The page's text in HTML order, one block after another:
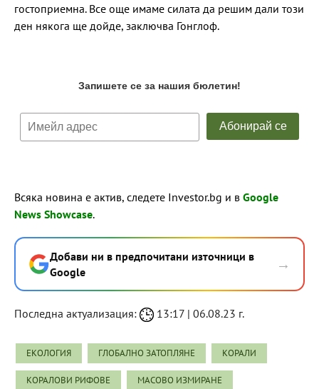
гостоприемна. Все още имаме силата да решим дали този
ден някога ще дойде, заключва Гонглоф.
Всяка новина е актив, следете Investor.bg и в Google
News Showcase.
Добави ни в предпочитани източници в
Google
→
Последна актуализация: 13:17 | 06.08.23 г.
ЕКОЛОГИЯ ГЛОБАЛНО ЗАТОПЛЯНЕ КОРАЛИ
КОРАЛОВИ РИФОВЕ МАСОВО ИЗМИРАНЕ